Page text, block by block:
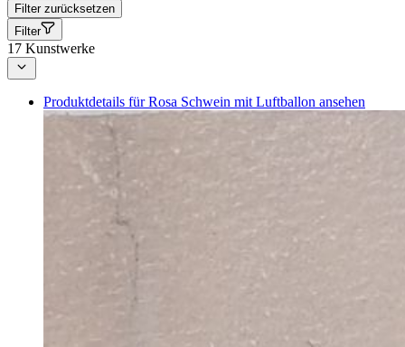
Filter zurücksetzen
Filter
17 Kunstwerke
Produktdetails für Rosa Schwein mit Luftballon ansehen